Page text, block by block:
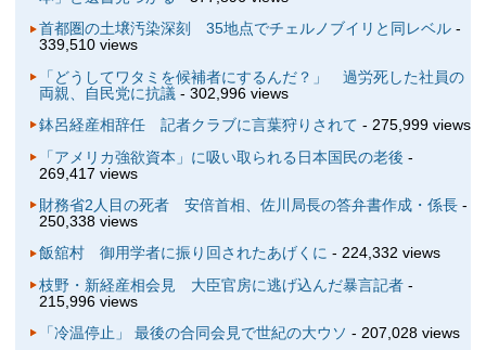
首都圏の土壌汚染深刻 35地点でチェルノブイリと同レベル-
339,510 views
「どうしてワタミを候補者にするんだ？」 過労死した社員の
両親、自民党に抗議 - 302,996 views
鉢呂経産相辞任 記者クラブに言葉狩りされて - 275,999 views
「アメリカ強欲資本」に吸い取られる日本国民の老後 -
269,417 views
財務省2人目の死者 安倍首相、佐川局長の答弁書作成・係長-
250,338 views
飯舘村 御用学者に振り回されたあげくに - 224,332 views
枝野・新経産相会見 大臣官房に逃げ込んだ暴言記者-
215,996 views
「冷温停止」 最後の合同会見で世紀の大ウソ - 207,028 views